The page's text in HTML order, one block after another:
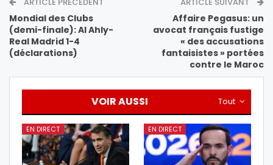
ARTICLE PRÉCÉDENT
Mondial des Clubs
(demi-finale): Al Ahly-
Real Madrid 1-4
(déclarations)
ARTICLE SUIVANT
Affaire Pegasus: un
avocat français fustige
« des accusations
fantaisistes » portées
contre le Maroc
Tout
VOIR AUSSI
EN DIRECT EN DIRECT